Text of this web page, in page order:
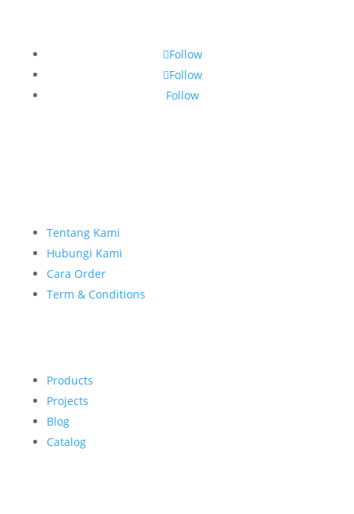
Follow
Follow
Follow
Tentang Kami
Hubungi Kami
Cara Order
Term & Conditions
Products
Projects
Blog
Catalog